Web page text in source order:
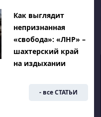
Как выглядит
непризнанная
«свобода»: «ЛНР» –
шахтерский край
на издыхании
- все СТАТЬИ